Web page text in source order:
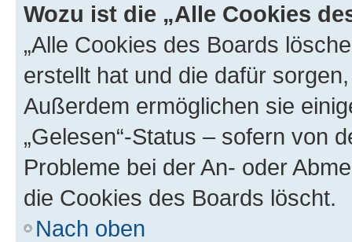
Wozu ist die „Alle Cookies
„Alle Cookies des Boards
erstellt hat und die dafür
Außerdem ermöglichen sie
„Gelesen“-Status – sofern von
Probleme bei der An- oder
die Cookies des Boards löscht.
Nach oben